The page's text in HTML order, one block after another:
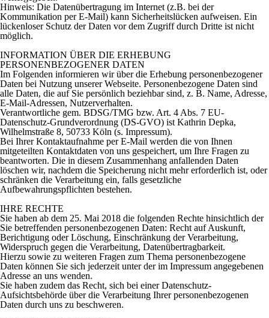
Hinweis: Die Datenübertragung im Internet (z.B. bei der
Kommunikation per E-Mail) kann Sicherheitslücken aufweisen. Ein
lückenloser Schutz der Daten vor dem Zugriff durch Dritte ist nicht
möglich.
INFORMATION ÜBER DIE ERHEBUNG
PERSONENBEZOGENER DATEN
Im Folgenden informieren wir über die Erhebung personenbezogener
Daten bei Nutzung unserer Webseite. Personenbezogene Daten sind
alle Daten, die auf Sie persönlich beziehbar sind, z. B. Name, Adresse,
E-Mail-Adressen, Nutzerverhalten.
Verantwortliche gem. BDSG/TMG bzw. Art. 4 Abs. 7 EU-
Datenschutz-Grundverordnung (DS-GVO) ist Kathrin Depka,
Wilhelmstraße 8, 50733 Köln (s. Impressum).
Bei Ihrer Kontaktaufnahme per E-Mail werden die von Ihnen
mitgeteilten Kontaktdaten von uns gespeichert, um Ihre Fragen zu
beantworten. Die in diesem Zusammenhang anfallenden Daten
löschen wir, nachdem die Speicherung nicht mehr erforderlich ist, oder
schränken die Verarbeitung ein, falls gesetzliche
Aufbewahrungspflichten bestehen.
IHRE RECHTE
Sie haben ab dem 25. Mai 2018 die folgenden Rechte hinsichtlich der
Sie betreffenden personenbezogenen Daten: Recht auf Auskunft,
Berichtigung oder Löschung, Einschränkung der Verarbeitung,
Widerspruch gegen die Verarbeitung, Datenübertragbarkeit.
Hierzu sowie zu weiteren Fragen zum Thema personenbezogene
Daten können Sie sich jederzeit unter der im Impressum angegebenen
Adresse an uns wenden.
Sie haben zudem das Recht, sich bei einer Datenschutz-
Aufsichtsbehörde über die Verarbeitung Ihrer personenbezogenen
Daten durch uns zu beschweren.